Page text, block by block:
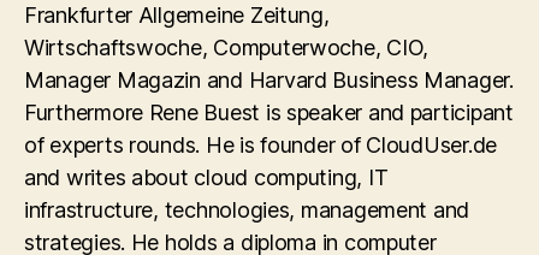
Frankfurter Allgemeine Zeitung,
Wirtschaftswoche, Computerwoche, CIO,
Manager Magazin and Harvard Business Manager.
Furthermore Rene Buest is speaker and participant
of experts rounds. He is founder of CloudUser.de
and writes about cloud computing, IT
infrastructure, technologies, management and
strategies. He holds a diploma in computer